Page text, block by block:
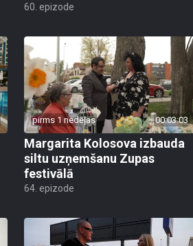
60. epizode
pirms 1 nedēļas 00:03:03
Margarita Kolosova izbauda
siltu uzņemšanu Zupas
festivālā
64. epizode